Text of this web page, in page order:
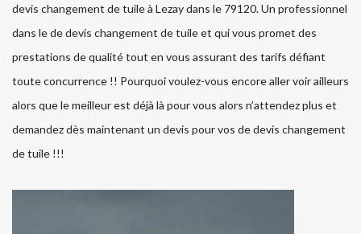
devis changement de tuile à Lezay dans le 79120. Un professionnel
dans le de devis changement de tuile et qui vous promet des
prestations de qualité tout en vous assurant des tarifs défiant
toute concurrence !! Pourquoi voulez-vous encore aller voir ailleurs
alors que le meilleur est déjà là pour vous alors n’attendez plus et
demandez dès maintenant un devis pour vos de devis changement
de tuile !!!